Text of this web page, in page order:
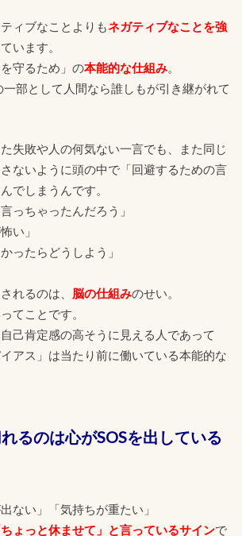
ィブなことよりもネガティブなことを強
います。
守るため」の本能的な仕組み。
部として人間なら誰しもが引き継がれて
失敗や人の何気ない一言でも、また同じ
ないように頭の中で「回避するための言
でしまうんです。
っちゃったんだろう」
い」
ったらどうしよう」
れるのは、 脳の仕組みのせい。
てことです。
己肯定感の高そうに見える人であって
アス」は当たり前に働いている本能的な
るのは心がSOSを出している
ない」「気持ちが重たい」
ょっと休ませて」と言っているサインで